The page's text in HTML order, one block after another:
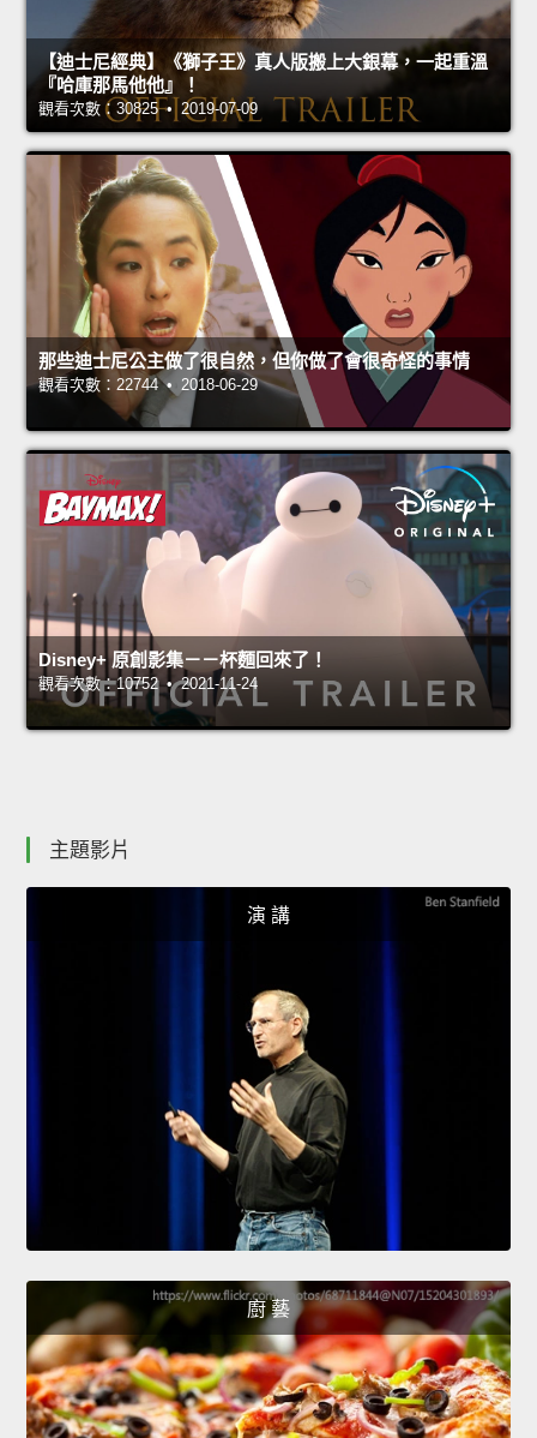
【迪士尼經典】《獅子王》真人版搬上大銀幕，一起重溫
『哈庫那馬他他』！
觀看次數：30825 • 2019-07-09
那些迪士尼公主做了很自然，但你做了會很奇怪的事情
觀看次數：22744 • 2018-06-29
Disney+ 原創影集－－杯麵回來了！
觀看次數：10752 • 2021-11-24
主題影片
演 講
廚 藝